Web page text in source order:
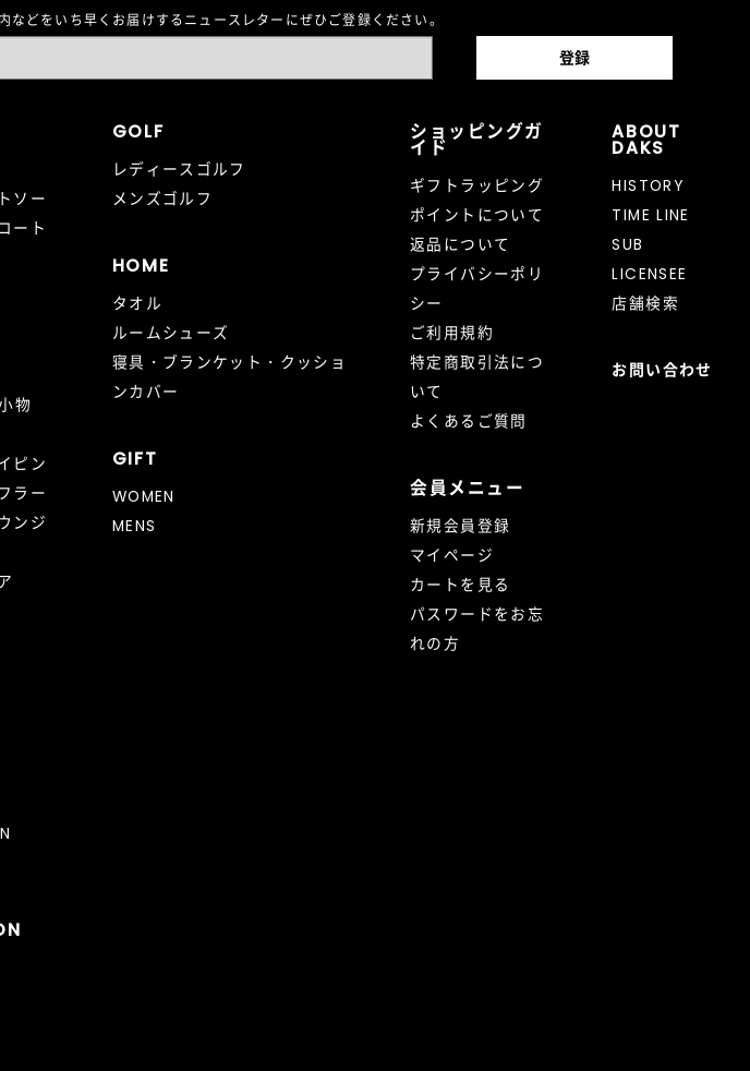
どをいち早くお届けするニュースレターにぜひご登録ください。
ソー
ート
物
ピン
ラー
ンジ
GOLF
レディースゴルフ
メンズゴルフ
HOME
タオル
ルームシューズ
寝具・ブランケット・クッショ
ンカバー
GIFT
WOMEN
MENS
ショッピングガ
イド
ギフトラッピング
ポイントについて
返品について
プライバシーポリ
シー
ご利用規約
特定商取引法につ
いて
よくあるご質問
会員メニュー
新規会員登録
マイページ
カートを見る
パスワードをお忘
れの方
ABOUT
DAKS
HISTORY
TIME LINE
SUB
LICENSEE
店舗検索
お問い合わせ